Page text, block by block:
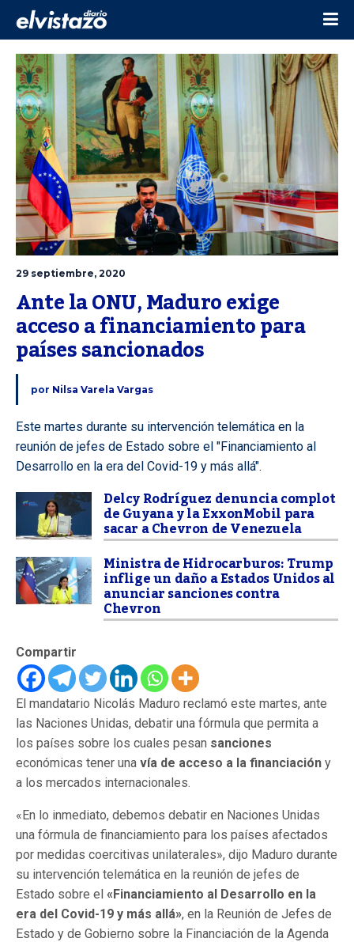
29 septiembre, 2020
Ante la ONU, Maduro exige
acceso a financiamiento para
países sancionados
por Nilsa Varela Vargas
Este martes durante su intervención telemática en la
reunión de jefes de Estado sobre el "Financiamiento al
Desarrollo en la era del Covid-19 y más allá".
Delcy Rodríguez denuncia complot
de Guyana y la ExxonMobil para
sacar a Chevron de Venezuela
Ministra de Hidrocarburos: Trump
inflige un daño a Estados Unidos al
anunciar sanciones contra
Chevron
Compartir
El mandatario Nicolás Maduro reclamó este martes, ante
las Naciones Unidas, debatir una fórmula que permita a
los países sobre los cuales pesan sanciones
económicas tener una vía de acceso a la financiación y
a los mercados internacionales.
«En lo inmediato, debemos debatir en Naciones Unidas
una fórmula de financiamiento para los países afectados
por medidas coercitivas unilaterales», dijo Maduro durante
su intervención telemática en la reunión de jefes de
Estado sobre el «Financiamiento al Desarrollo en la
era del Covid-19 y más allá», en la Reunión de Jefes de
Estado y de Gobierno sobre la Financiación de la Agenda